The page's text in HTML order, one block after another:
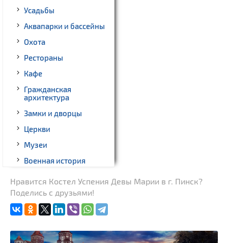
Усадьбы
Аквапарки и бассейны
Охота
Рестораны
Кафе
Гражданская
архитектура
Замки и дворцы
Церкви
Музеи
Военная история
Костелы
Национальные парки и
заказники
Речной транспорт и
причалы
Нравится Костел Успения Девы Марии в г. Пинск?
Поделись с друзьями!